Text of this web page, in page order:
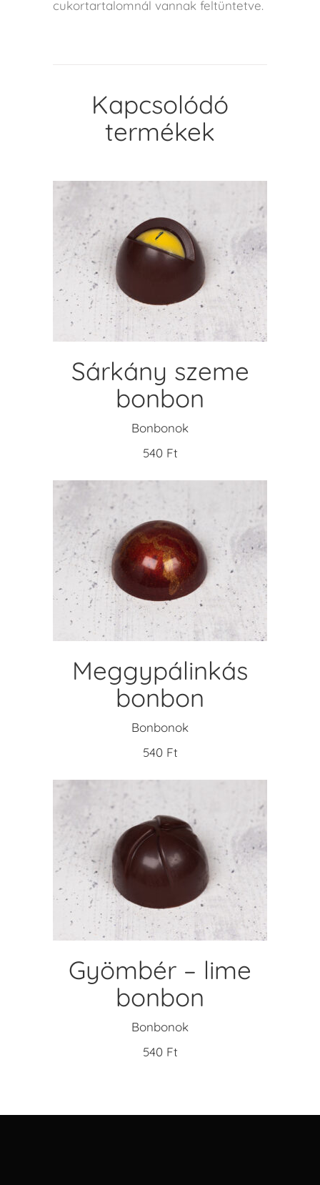
cukortartalomnál vannak feltüntetve.
Kapcsolódó
termékek
KOSÁRBA TESZEM
Sárkány szeme
bonbon
Bonbonok
540 Ft
KOSÁRBA TESZEM
Meggypálinkás
bonbon
Bonbonok
540 Ft
KOSÁRBA TESZEM
Gyömbér – lime
bonbon
Bonbonok
540 Ft